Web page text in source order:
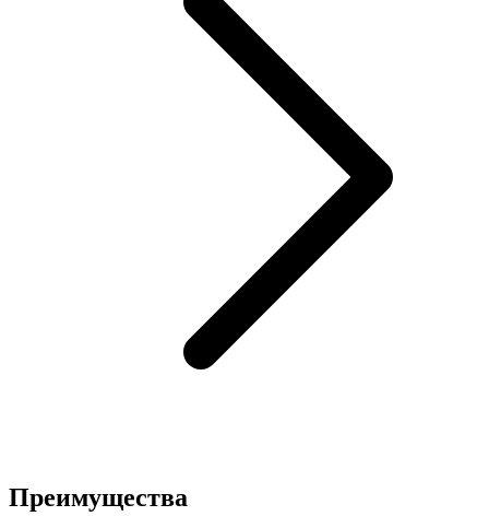
Преимущества